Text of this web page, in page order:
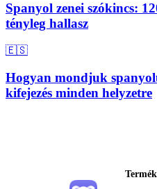
Spanyol zenei szókincs:
tényleg hallasz
🇪🇸
Hogyan mondjuk
kifejezés minden helyzetre
Termék